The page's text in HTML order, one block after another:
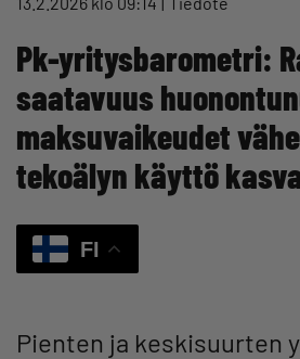
Pk-yritysbarometri:
saatavuus
maksuvaikeudet
tekoälyn käyttö
FI
Pienten ja keskisuurten